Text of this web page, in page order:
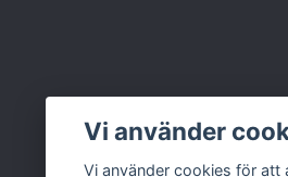
Vi använder
Vi använder cookies för att